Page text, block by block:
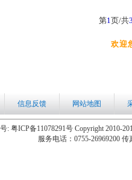
第1页/共
欢迎
信息反馈 网站地图
: 粤ICP备11078291号 Copyright 2010-
服务电话：0755-26969200 传